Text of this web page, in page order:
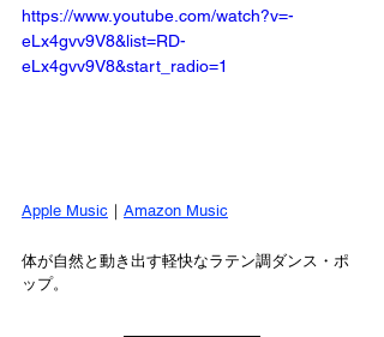
https://www.youtube.com/watch?v=-
eLx4gvv9V8&list=RD-
eLx4gvv9V8&start_radio=1
Apple Music ｜ Amazon Music
体が自然と動き出す軽快なラテン調ダンス・ポ
ップ。